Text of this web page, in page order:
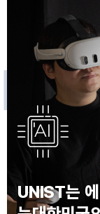
F
NN
UNIST는